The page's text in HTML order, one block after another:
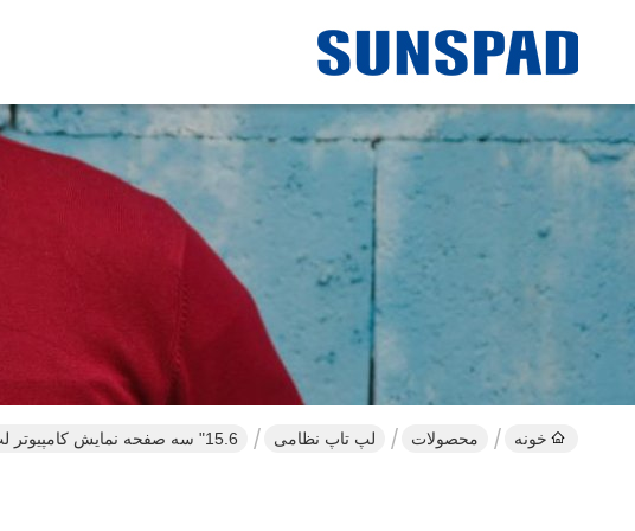
خونه محصولات لپ تاپ نظامی 15.6" سه صفحه نمایش کامپیوتر لپ تاپ نظامی i7 i9 با کارت ویدیویی اختصاصی GTX1650 4GB 8GB لپ تاپ مقاوم